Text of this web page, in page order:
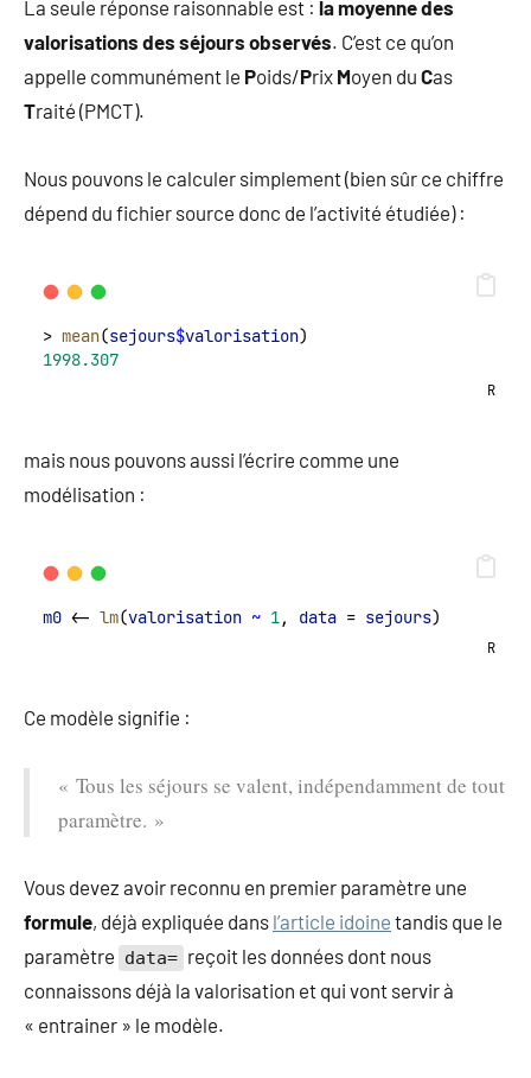
La seule réponse raisonnable est : la moyenne des
valorisations des séjours observés. C’est ce qu’on
appelle communément le Poids/Prix Moyen du Cas
Traité (PMCT).
Nous pouvons le calculer simplement (bien sûr ce chiffre
dépend du fichier source donc de l’activité étudiée) :
> mean(sejours$valorisation)
1998.307
R
mais nous pouvons aussi l’écrire comme une
modélisation :
m0 <- lm(valorisation ~ 1, data = sejours)
R
Ce modèle signifie :
« Tous les séjours se valent, indépendamment de tout
paramètre. »
Vous devez avoir reconnu en premier paramètre une
formule, déjà expliquée dans l’article idoine tandis que le
paramètre data= reçoit les données dont nous
connaissons déjà la valorisation et qui vont servir à
« entrainer » le modèle.